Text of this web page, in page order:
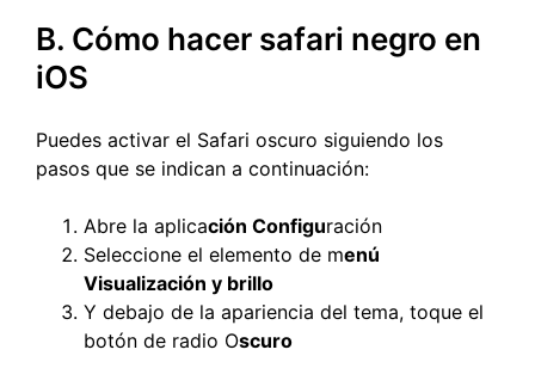
B. Cómo hacer safari negro en
iOS
Puedes activar el Safari oscuro siguiendo los
pasos que se indican a continuación:
Abre la aplicación Configuración
Seleccione el elemento de menú
Visualización y brillo
Y debajo de la apariencia del tema, toque el
botón de radio Oscuro